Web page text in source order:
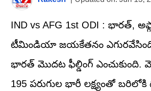
IND vs AFG 1st ODI :
టీమిండియా జయకేతనం ఎగురవేసింది.
భారత్ మొదట ఫీల్డింగ్ ఎంచుకుంది.
195 పరుగుల భారీ లక్ష్యంతో